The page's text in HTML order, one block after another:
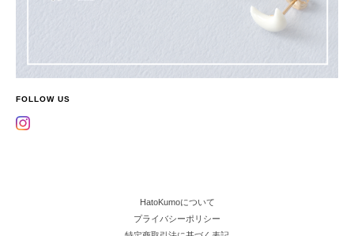
FOLLOW US
HatoKumoについて
プライバシーポリシー